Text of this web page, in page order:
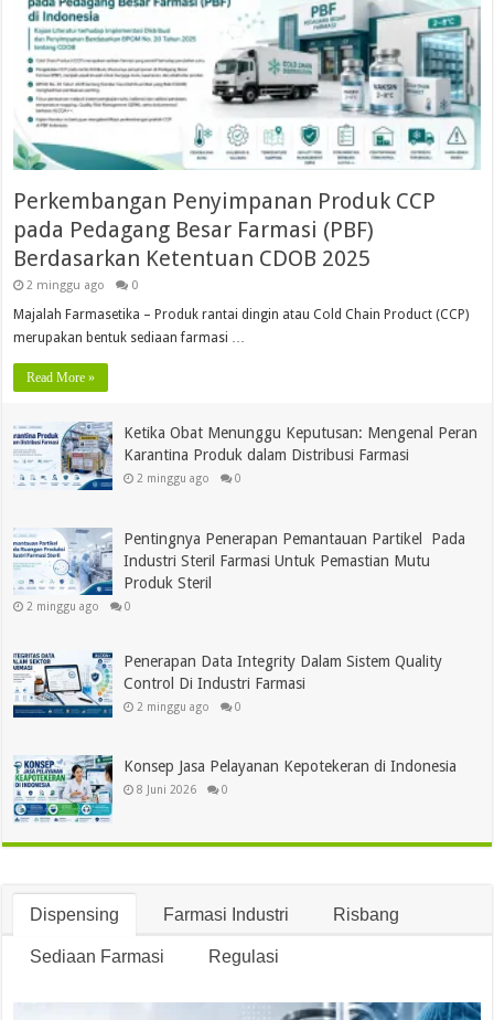
Perkembangan Penyimpanan Produk CCP
pada Pedagang Besar Farmasi (PBF)
Berdasarkan Ketentuan CDOB 2025
2 minggu ago 0
Majalah Farmasetika – Produk rantai dingin atau Cold Chain Product (CCP)
merupakan bentuk sediaan farmasi …
Read More »
Ketika Obat Menunggu Keputusan: Mengenal Peran
Karantina Produk dalam Distribusi Farmasi
2 minggu ago 0
Pentingnya Penerapan Pemantauan Partikel Pada
Industri Steril Farmasi Untuk Pemastian Mutu
Produk Steril
2 minggu ago 0
Penerapan Data Integrity Dalam Sistem Quality
Control Di Industri Farmasi
2 minggu ago 0
Konsep Jasa Pelayanan Kepotekeran di Indonesia
8 Juni 2026 0
Dispensing Farmasi Industri Risbang
Sediaan Farmasi Regulasi